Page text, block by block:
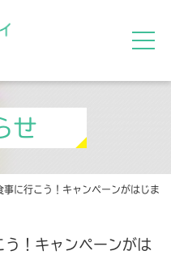
せ
事に行こう！キャンペーンがはじま
う！キャンペーンがは